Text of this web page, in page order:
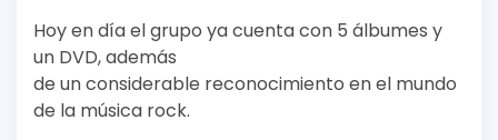
Hoy en día el grupo ya cuenta con 5 álbumes y
un DVD, además
de un considerable reconocimiento en el mundo
de la música rock.